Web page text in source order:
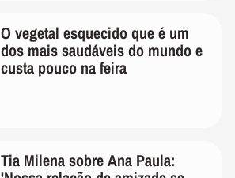
O vegetal esquecido que é um
dos mais saudáveis do mundo e
custa pouco na feira
Tia Milena sobre Ana Paula: